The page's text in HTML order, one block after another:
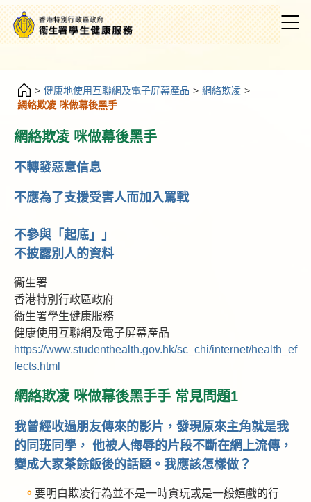
> 健康地使用互聯網及電子屏幕產品 > 網絡欺凌 >
網絡欺凌 咪做幕後黑手
網絡欺凌 咪做幕後黑手
不轉發惡意信息
不應為了支援受害人而加入罵戰
不參與「起底」」
不披露別人的資料
衞生署
香港特別行政區政府
衞生署學生健康服務
健康使用互聯網及電子屏幕產品
https://www.studenthealth.gov.hk/sc_chi/internet/health_ef
fects.html
網絡欺凌 咪做幕後黑手手 常見問題1
我曾經收過朋友傳來的影片，發現原來主角就是我
的同班同學， 他被人侮辱的片段不斷在網上流傳，
變成大家茶餘飯後的話題。我應該怎樣做？
要明白欺凌行為並不是一時貪玩或是一般嬉戲的行